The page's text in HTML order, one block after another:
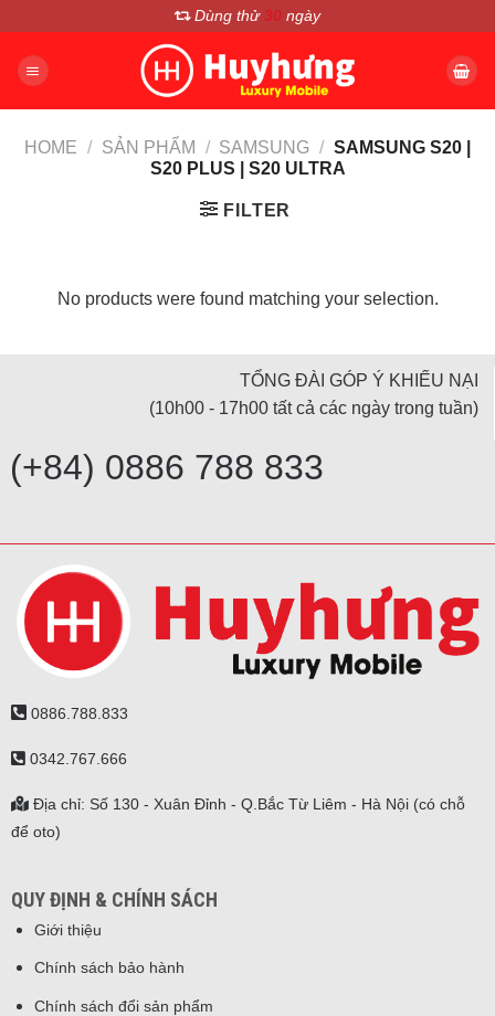
nội
Dùng thử 30 ngày
HOME / SẢN PHẨM / SAMSUNG / SAMSUNG S20 |
S20 PLUS | S20 ULTRA
FILTER
No products were found matching your selection.
TỔNG ĐÀI GÓP Ý KHIẾU NẠI
(10h00 - 17h00 tất cả các ngày trong tuần)
(+84) 0886 788 833
0886.788.833
0342.767.666
Địa chỉ: Số 130 - Xuân Đỉnh - Q.Bắc Từ Liêm - Hà Nội (có chỗ
để oto)
QUY ĐỊNH & CHÍNH SÁCH
Giới thiệu
Chính sách bảo hành
Chính sách đổi sản phẩm